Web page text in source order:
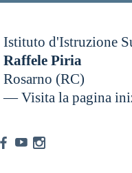
Istituto d'Istruzione
Raffele Piria
Rosarno (RC)
— Visita la pagina